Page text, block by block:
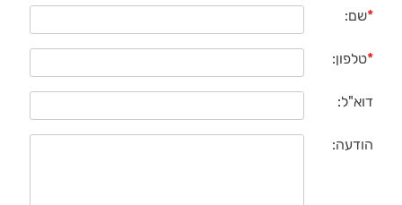
*שם:
*טלפון:
דוא"ל:
הודעה: